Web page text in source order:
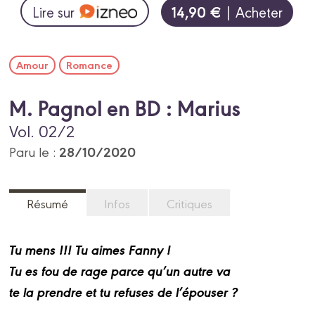
Lire sur 14,90 € | Acheter
Amour Romance
M. Pagnol en BD : Marius
Vol. 02/2
Paru le : 28/10/2020
Résumé Infos Critiques
Tu mens !!! Tu aimes Fanny !
Tu es fou de rage parce qu’un autre va
te la prendre et tu refuses de l’épouser ?